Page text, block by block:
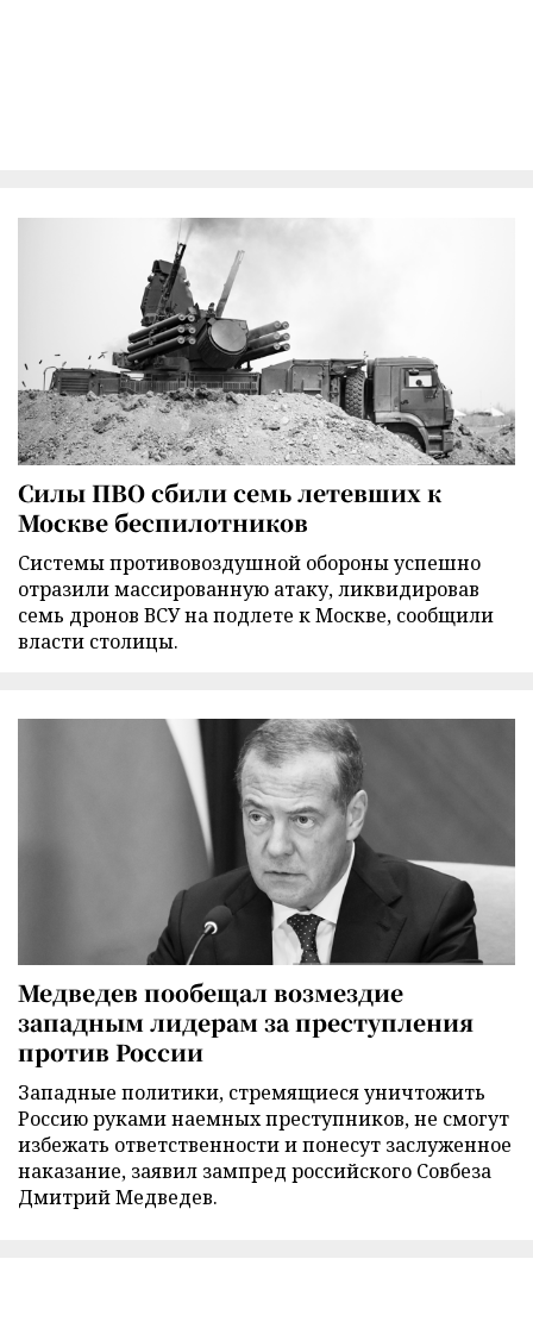
Силы ПВО сбили семь летевших к
Москве беспилотников
Cистемы противовоздушной обороны успешно
отразили массированную атаку, ликвидировав
семь дронов ВСУ на подлете к Москве, сообщили
власти столицы.
Медведев пообещал возмездие
западным лидерам за преступления
против России
Западные политики, стремящиеся уничтожить
Россию руками наемных преступников, не смогут
избежать ответственности и понесут заслуженное
наказание, заявил зампред российского Совбеза
Дмитрий Медведев.